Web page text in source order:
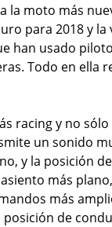
la moto más
para 2018 y la
han usado
Todo en ella
racing y no
un sonido
y la posición
más
más
de